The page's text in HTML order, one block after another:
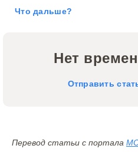
Что дальше?
Нет
Отправить
Перевод статьи с портала